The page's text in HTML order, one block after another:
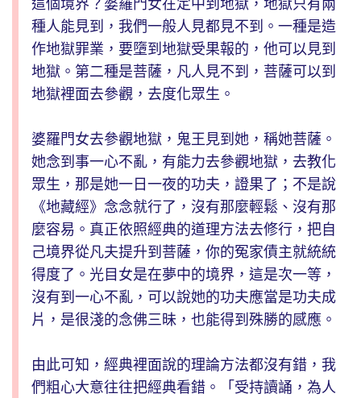
這個境界？婆羅門女在定中到地獄，地獄只有兩
種人能見到，我們一般人見都見不到。一種是造
作地獄罪業，要墮到地獄受果報的，他可以見到
地獄。第二種是菩薩，凡人見不到，菩薩可以到
地獄裡面去參觀，去度化眾生。
婆羅門女去參觀地獄，鬼王見到她，稱她菩薩。
她念到事一心不亂，有能力去參觀地獄，去教化
眾生，那是她一日一夜的功夫，證果了；不是說
《地藏經》念念就行了，沒有那麼輕鬆、沒有那
麼容易。真正依照經典的道理方法去修行，把自
己境界從凡夫提升到菩薩，你的冤家債主就統統
得度了。光目女是在夢中的境界，這是次一等，
沒有到一心不亂，可以說她的功夫應當是功夫成
片，是很淺的念佛三昧，也能得到殊勝的感應。
由此可知，經典裡面說的理論方法都沒有錯，我
們粗心大意往往把經典看錯。「受持讀誦，為人